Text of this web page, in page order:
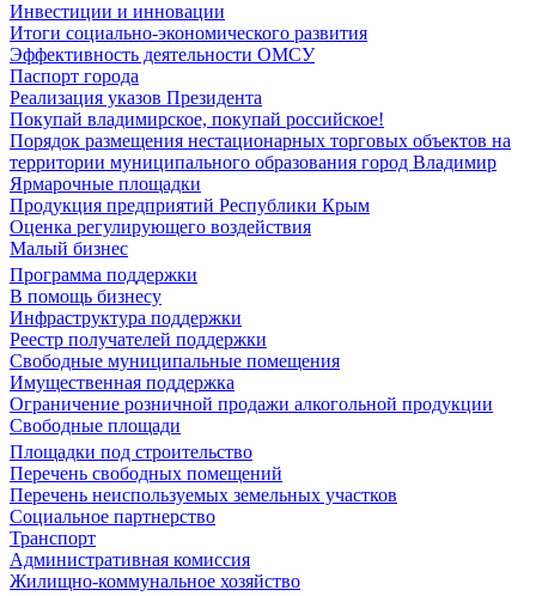
Инвестиции и инновации
Итоги социально-экономического развития
Эффективность деятельности ОМСУ
Паспорт города
Реализация указов Президента
Покупай владимирское, покупай российское!
Порядок размещения нестационарных торговых объектов на
территории муниципального образования город Владимир
Ярмарочные площадки
Продукция предприятий Республики Крым
Оценка регулирующего воздействия
Малый бизнес
Программа поддержки
В помощь бизнесу
Инфраструктура поддержки
Реестр получателей поддержки
Свободные муниципальные помещения
Имущественная поддержка
Ограничение розничной продажи алкогольной продукции
Свободные площади
Площадки под строительство
Перечень свободных помещений
Перечень неиспользуемых земельных участков
Социальное партнерство
Транспорт
Административная комиссия
Жилищно-коммунальное хозяйство